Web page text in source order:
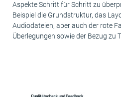
Aspekte Schritt für Schritt zu
Beispiel die Grundstruktur, das
Audiodateien, aber auch der rote
Überlegungen sowie der Bezug zu